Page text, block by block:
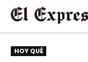
Saltar
contenido
PUBLICADO
EN
HOY QUÉ